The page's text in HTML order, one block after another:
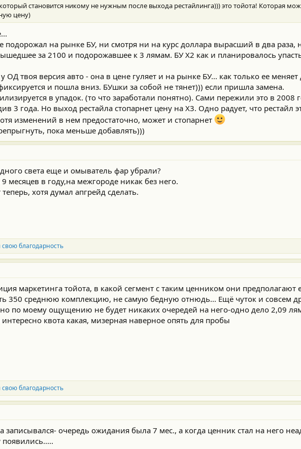
становится никому не нужным после выхода рестайлинга))) это тойота! Которая
цену)
подорожал на рынке БУ, ни смотря ни на курс доллара вырасший в два раза,
за 2100 и подорожавшее к 3 лямам. БУ Х2 как и планировалось
у ОД твоя версия авто - она в цене гуляет и на рынке БУ... как только ее меняет
и пошла вниз. БУшки за собой не тянет))) если пришла замена.
в упадок. (то что заработали понятно). Сами пережили это в 2008
3 года. Но выход рестайла стопарнет цену на Х3. Одно радует, что рестайл
изменений в нем предостаточно, может и стопарнет
пока меньше добавлять)))
света еще и омыватель фар убрали?
месяцев в году,на межгороде никак без него.
хотя думал апгрейд сделать.
благодарность
маркетинга тойота, в какой сегмент с таким ценником они предполагают
350 среднюю комплекцию, не самую бедную отнюдь... Ещё чуток и совсем
по моему ощущению не будет никаких очередей на него-одно дело 2,09
квота какая, мизерная наверное опять для пробы
благодарность
записывался- очередь ожидания была 7 мес., а когда ценник стал на него
появились.....